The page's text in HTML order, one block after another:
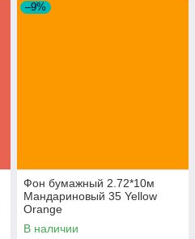
–9%
Фон бумажный 2.72*10м
Мандариновый 35 Yellow
Orange
В наличии